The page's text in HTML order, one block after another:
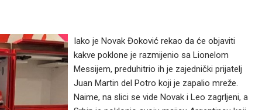
Iako je Novak Đoković rekao da će objaviti
kakve poklone je razmijenio sa Lionelom
Messijem, preduhitrio ih je zajednički prijatelj
Juan Martin del Potro koji je zapalio mreže.
Naime, na slici se vide Novak i Leo zagrljeni, a